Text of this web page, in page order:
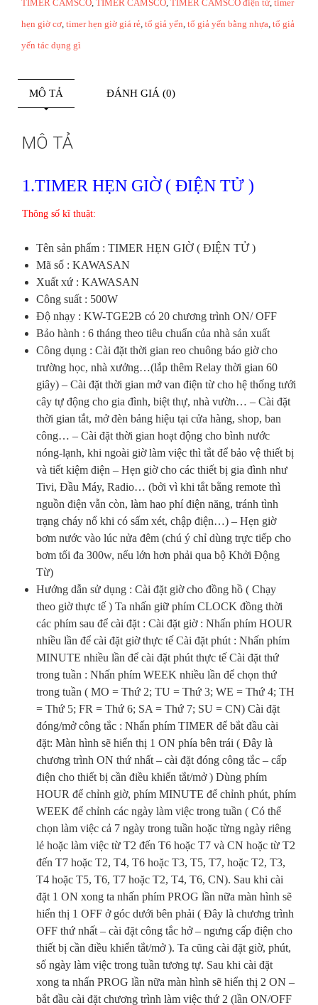
TIMER CAMSCO TIMER CAMSCO TIMER CAMSCO điện tử, timer
hẹn giờ cơ timer hẹn giờ giá rẻ tổ giả yến tổ giả yến bằng nhựa tổ giả
yến tác dụng gì
MÔ TẢ ĐÁNH GIÁ (0)
MÔ TẢ
1.TIMER HẸN GIỜ ( ĐIỆN TỬ )
Thông số kĩ thuật:
Tên sản phẩm : TIMER HẸN GIỜ ( ĐIỆN TỬ )
Mã số : KAWASAN
Xuất xứ : KAWASAN
Công suất : 500W
Độ nhạy : KW-TGE2B có 20 chương trình ON/ OFF
Bảo hành : 6 tháng theo tiêu chuẩn của nhà sản xuất
Công dụng : Cài đặt thời gian reo chuông báo giờ cho
trường học, nhà xưởng…(lắp thêm Relay thời gian 60
giây) – Cài đặt thời gian mở van điện từ cho hệ thống tưới
cây tự động cho gia đình, biệt thự, nhà vườn… – Cài đặt
thời gian tắt, mở đèn bảng hiệu tại cửa hàng, shop, ban
công… – Cài đặt thời gian hoạt động cho bình nước
nóng-lạnh, khi ngoài giờ làm việc thì tắt để bảo vệ thiết bị
và tiết kiệm điện – Hẹn giờ cho các thiết bị gia đình như
Tivi, Đầu Máy, Radio… (bởi vì khi tắt bằng remote thì
nguồn điện vẫn còn, làm hao phí điện năng, tránh tình
trạng cháy nổ khi có sấm xét, chập điện…) – Hẹn giờ
bơm nước vào lúc nửa đêm (chú ý chỉ dùng trực tiếp cho
bơm tối đa 300w, nếu lớn hơn phải qua bộ Khởi Động
Từ)
Hướng dẫn sử dụng : Cài đặt giờ cho đồng hồ ( Chạy
theo giờ thực tế ) Ta nhấn giữ phím CLOCK đồng thời
các phím sau để cài đặt : Cài đặt giờ : Nhấn phím HOUR
nhiều lần để cài đặt giờ thực tế Cài đặt phút : Nhấn phím
MINUTE nhiều lần để cài đặt phút thực tế Cài đặt thứ
trong tuần : Nhấn phím WEEK nhiều lần để chọn thứ
trong tuần ( MO = Thứ 2; TU = Thứ 3; WE = Thứ 4; TH
= Thứ 5; FR = Thứ 6; SA = Thứ 7; SU = CN) Cài đặt
đóng/mở công tắc : Nhấn phím TIMER để bắt đầu cài
đặt: Màn hình sẽ hiển thị 1 ON phía bên trái ( Đây là
chương trình ON thứ nhất – cài đặt đóng công tắc – cấp
điện cho thiết bị cần điều khiển tắt/mở ) Dùng phím
HOUR để chỉnh giờ, phím MINUTE để chỉnh phút, phím
WEEK để chỉnh các ngày làm việc trong tuần ( Có thể
chọn làm việc cả 7 ngày trong tuần hoặc từng ngày riêng
lẻ hoặc làm việc từ T2 đến T6 hoặc T7 và CN hoặc từ T2
đến T7 hoặc T2, T4, T6 hoặc T3, T5, T7, hoặc T2, T3,
T4 hoặc T5, T6, T7 hoặc T2, T4, T6, CN). Sau khi cài
đặt 1 ON xong ta nhấn phím PROG lần nữa màn hình sẽ
hiển thị 1 OFF ở góc dưới bên phải ( Đây là chương trình
OFF thứ nhất – cài đặt công tắc hở – ngưng cấp điện cho
thiết bị cần điều khiển tắt/mở ). Ta cũng cài đặt giờ, phút,
số ngày làm việc trong tuần tương tự. Sau khi cài đặt
xong ta nhấn PROG lần nữa màn hình sẽ hiển thị 2 ON –
bắt đầu cài đặt chương trình làm việc thứ 2 (lần ON/OFF